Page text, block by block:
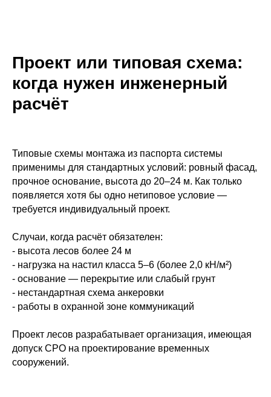
Проект или типовая схема:
когда нужен инженерный
расчёт
Типовые схемы монтажа из паспорта системы
применимы для стандартных условий: ровный фасад,
прочное основание, высота до 20–24 м. Как только
появляется хотя бы одно нетиповое условие —
требуется индивидуальный проект.
Случаи, когда расчёт обязателен:
- высота лесов более 24 м
- нагрузка на настил класса 5–6 (более 2,0 кН/м²)
- основание — перекрытие или слабый грунт
- нестандартная схема анкеровки
- работы в охранной зоне коммуникаций
Проект лесов разрабатывает организация, имеющая
допуск СРО на проектирование временных
сооружений.